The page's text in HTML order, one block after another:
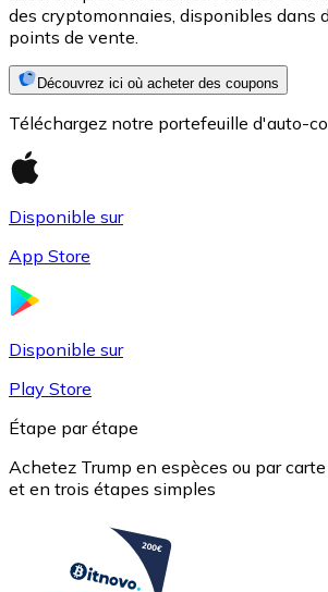
ETH
des cryptomonnaies, disponibles dans
points de vente.
Découvrez ici où acheter des coupons
Téléchargez notre portefeuille d'auto-
Disponible sur
App Store
Disponible sur
Play Store
Étape par étape
Achetez Trump en espèces ou par
et en trois étapes simples